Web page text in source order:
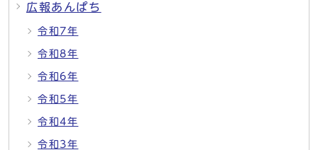
広報あんぱち
令和7年
令和8年
令和6年
令和5年
令和4年
令和3年